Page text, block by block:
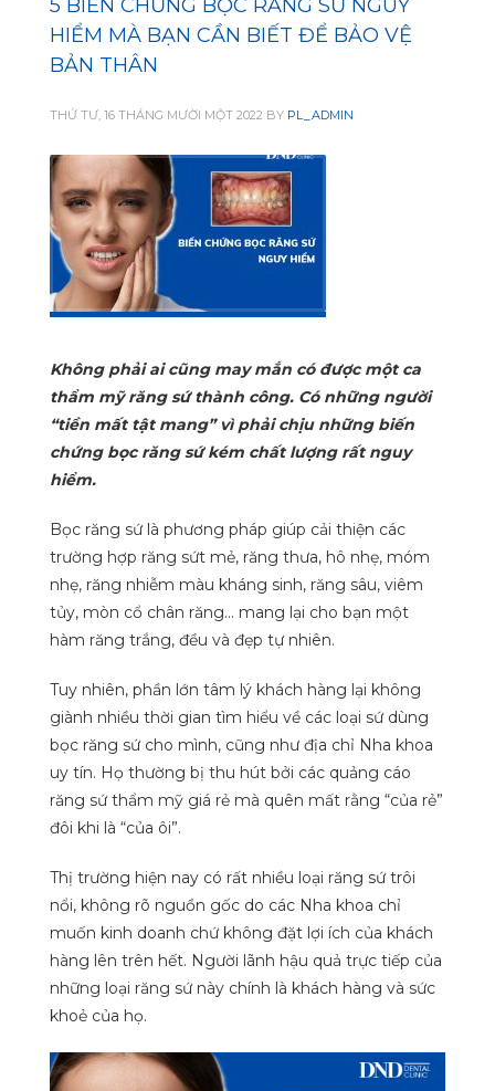
5 BIẾN CHỨNG BỌC RĂNG SỨ NGUY
HIỂM MÀ BẠN CẦN BIẾT ĐỂ BẢO VỆ
BẢN THÂN
THỨ TƯ, 16 THÁNG MƯỜI MỘT 2022 BY PL_ADMIN
Không phải ai cũng may mắn có được một ca
thẩm mỹ răng sứ thành công. Có những người
“tiền mất tật mang” vì phải chịu những biến
chứng bọc răng sứ kém chất lượng rất nguy
hiểm.
Bọc răng sứ là phương pháp giúp cải thiện các
trường hợp răng sứt mẻ, răng thưa, hô nhẹ, móm
nhẹ, răng nhiễm màu kháng sinh, răng sâu, viêm
tủy, mòn cổ chân răng… mang lại cho bạn một
hàm răng trắng, đều và đẹp tự nhiên.
Tuy nhiên, phần lớn tâm lý khách hàng lại không
giành nhiều thời gian tìm hiểu về các loại sứ dùng
bọc răng sứ cho mình, cũng như địa chỉ Nha khoa
uy tín. Họ thường bị thu hút bởi các quảng cáo
răng sứ thẩm mỹ giá rẻ mà quên mất rằng “của rẻ”
đôi khi là “của ôi”.
Thị trường hiện nay có rất nhiều loại răng sứ trôi
nổi, không rõ nguồn gốc do các Nha khoa chỉ
muốn kinh doanh chứ không đặt lợi ích của khách
hàng lên trên hết. Người lãnh hậu quả trực tiếp của
những loại răng sứ này chính là khách hàng và sức
khoẻ của họ.